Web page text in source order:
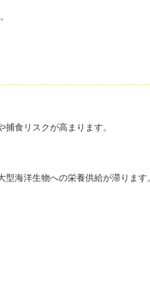
食リスクが高まります。
海洋生物への栄養供給が滞ります。